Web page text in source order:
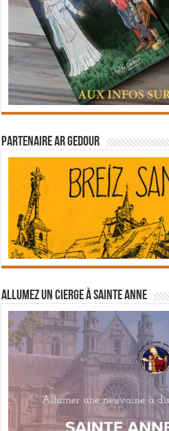
Partenaire Ar Gedour
Allumez un cierge à Sainte Anne